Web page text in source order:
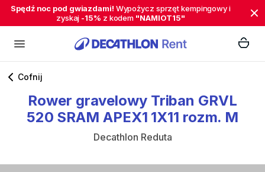
Spędź noc pod gwiazdami! Wypożycz sprzęt kempingowy i
zyskaj -15% z kodem "NAMIOT15"
Cofnij
Rower gravelowy Triban GRVL
520 SRAM APEX1 1X11 rozm. M
Decathlon Reduta